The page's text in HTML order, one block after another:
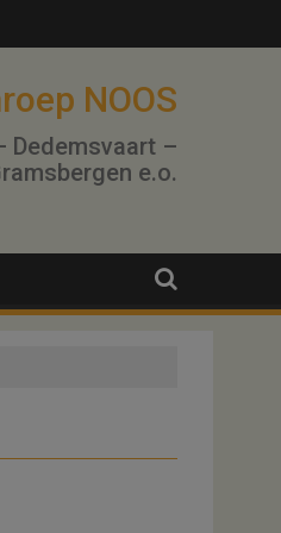
NOOS
Dedemsvaart –
e.o.